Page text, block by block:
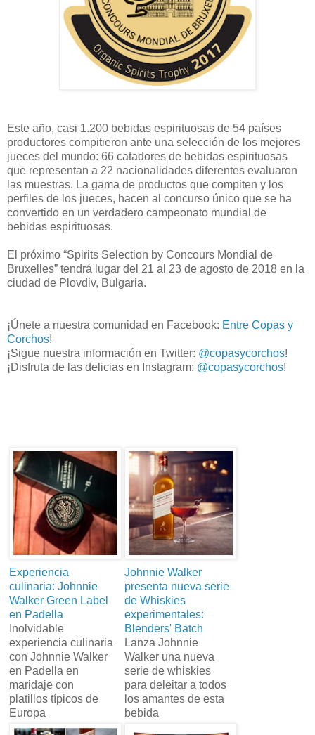
Este año, casi 1.200 bebidas espirituosas de 54 países
productores compitieron ante una selección de los mejores
jueces del mundo: 66 catadores de bebidas espirituosas
que representan a 22 nacionalidades diferentes evaluaron
las muestras. La gama de productos que compiten y los
perfiles de los jueces, hacen al concurso único que se ha
convertido en un verdadero campeonato mundial de
bebidas espirituosas.
El próximo “Spirits Selection by Concours Mondial de
Bruxelles” tendrá lugar del 21 al 23 de agosto de 2018 en la
ciudad de Plovdiv, Bulgaria.
¡Únete a nuestra comunidad en Facebook: Entre Copas y
Corchos!
¡Sigue nuestra información en Twitter: @copasycorchos!
¡Disfruta de las delicias en Instagram: @copasycorchos!
Experiencia
culinaria: Johnnie
Walker Green Label
en Padella
Inolvidable
experiencia culinaria
con Johnnie Walker
en Padella en
maridaje con
platillos típicos de
Europa
Johnnie Walker
presenta nueva serie
de Whiskies
experimentales:
Blenders' Batch
Lanza Johnnie
Walker una nueva
serie de whiskies
para deleitar a todos
los amantes de esta
bebida